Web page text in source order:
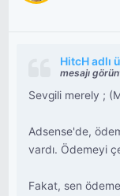
HitcH adlı
mesajı
Sevgili merely ;
Adsense'de,
vardı. Ödemeyi
Fakat, sen